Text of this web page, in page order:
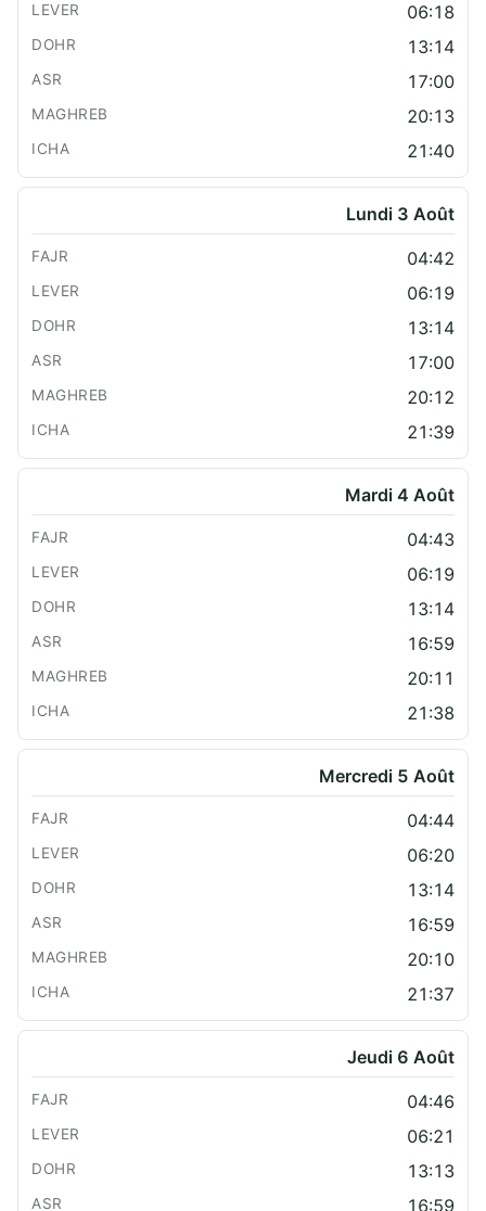
06:18
13:14
17:00
20:13
21:40
Lundi 3 Août
04:42
06:19
13:14
17:00
20:12
21:39
Mardi 4 Août
04:43
06:19
13:14
16:59
20:11
21:38
Mercredi 5 Août
04:44
06:20
13:14
16:59
20:10
21:37
Jeudi 6 Août
04:46
06:21
13:13
16:59